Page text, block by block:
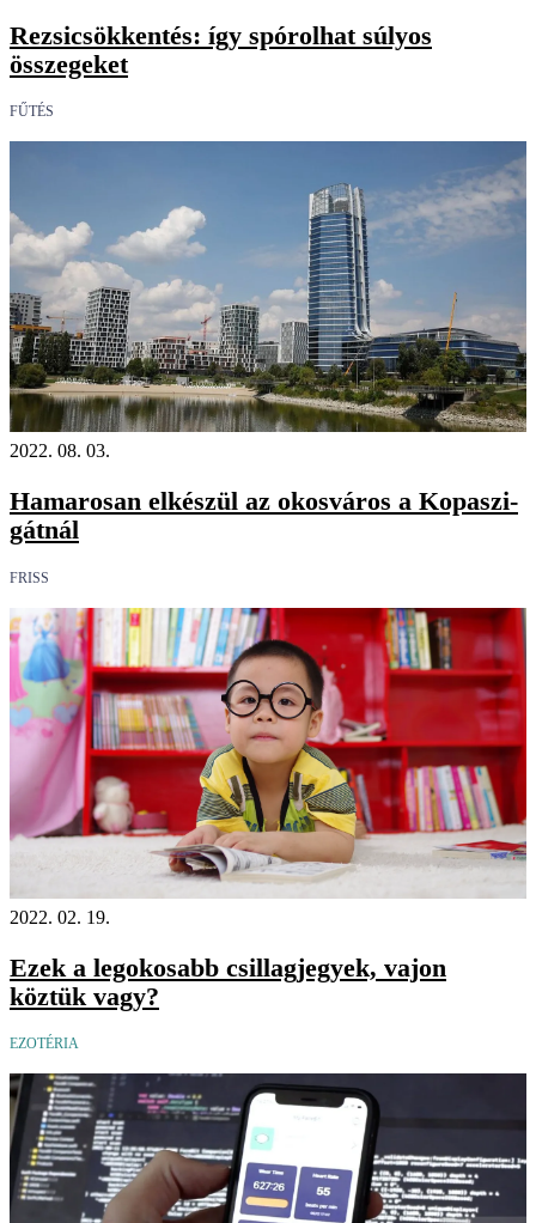
Rezsicsökkentés: így spórolhat súlyos
összegeket
FŰTÉS
2022. 08. 03.
Hamarosan elkészül az okosváros a Kopaszi-
gátnál
FRISS
2022. 02. 19.
Ezek a legokosabb csillagjegyek, vajon
köztük vagy?
EZOTÉRIA